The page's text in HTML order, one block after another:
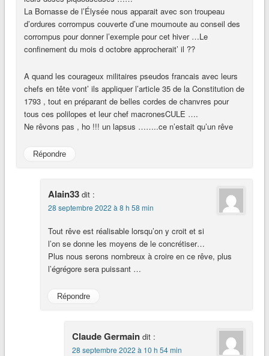
La Bornasse de l’Élysée nous apparait avec son troupeau
d’ordures corrompus couverte d’une moumoute au conseil des
corrompus pour donner l’exemple pour cet hiver …Le
confinement du mois d octobre approcherait’ il ??
A quand les courageux militaires pseudos francais avec leurs
chefs en tête vont’ ils appliquer l’article 35 de la Constitution de
1793 , tout en préparant de belles cordes de chanvres pour
tous ces polilopes et leur chef macronesCULE ….
Ne rêvons pas , ho !!! un lapsus ……..ce n’estait qu’un rêve
Répondre
Alain33 dit :
28 septembre 2022 à 8 h 58 min
Tout rêve est réalisable lorsqu’on y croit et si
l’on se donne les moyens de le concrétiser…
Plus nous serons nombreux à croire en ce rêve, plus
l’égrégore sera puissant …
Répondre
Claude Germain dit :
28 septembre 2022 à 10 h 54 min